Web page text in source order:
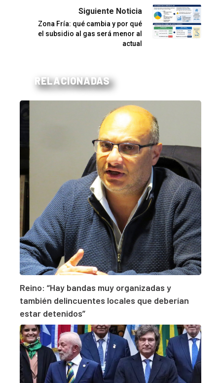
Siguiente Noticia
Zona Fría: qué cambia y por qué
el subsidio al gas será menor al
actual
RELACIONADAS
Reino: “Hay bandas muy organizadas y
también delincuentes locales que deberían
estar detenidos”